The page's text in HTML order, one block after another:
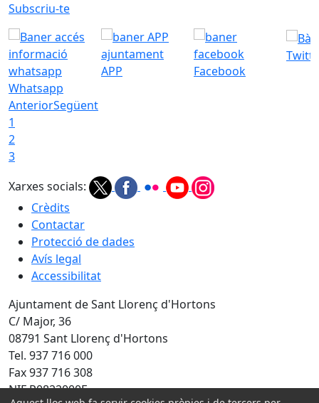
Subscriu-te
Whatsapp
APP Facebook
AnteriorSegüent
1
2
3
Xarxes socials:
Crèdits
Contactar
Protecció de dades
Avís legal
Accessibilitat
Ajuntament de Sant Llorenç d'Hortons
C/ Major, 36
08791 Sant Llorenç d'Hortons
Tel. 937 716 000
Fax 937 716 308
NIF P0822000F